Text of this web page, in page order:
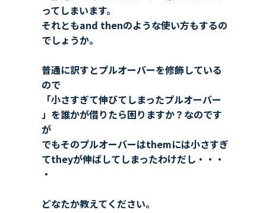
ってしまいます。
それともand thenのような使い方もするの
でしょうか。
普通に訳すとプルオーバーを修飾している
ので
「小さすぎて伸びてしまったプルオーバー
」を誰かが借りたら困りますか？なのです
が
でもそのプルオーバーはthemには小さすぎ
てtheyが伸ばしてしまったわけだし・・・
・
どなたか教えてください。